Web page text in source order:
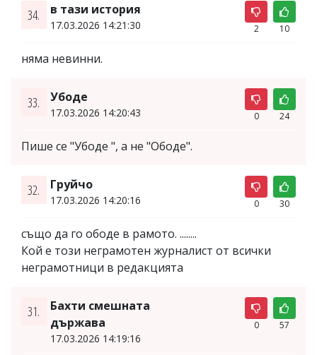
34. в тази история
17.03.2026 14:21:30 2 10
няма невинни.
33. Убоде
17.03.2026 14:20:43 0 24
Пише се "Убоде ", а не "Ободе".
32. Груйчо
17.03.2026 14:20:16 0 30
също да го ободе в рамото. ........
Кой е този неграмотен журналист от всички
неграмотници в редакцията
31.
Бахти смешната
държава
17.03.2026 14:19:16
0 57